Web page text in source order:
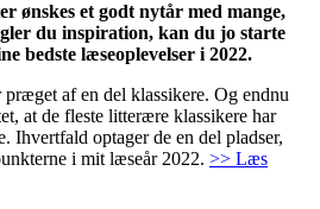
ønskes et godt nytår med mange,
du inspiration, kan du jo starte
bedste læseoplevelser i 2022.
af en del klassikere. Og endnu
at de fleste litterære klassikere har
Ihvertfald optager de en del pladser,
i mit læseår 2022. >> Læs